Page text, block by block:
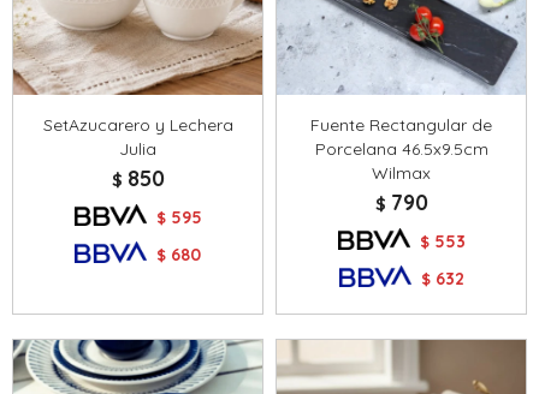
SetAzucarero y Lechera
Julia
$ 850
$ 595
$ 680
Fuente Rectangular de
Porcelana 46.5x9.5cm
Wilmax
$ 790
$ 553
$ 632